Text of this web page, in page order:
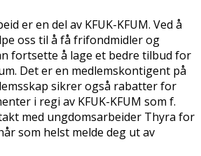
er en del av KFUK-KFUM. Ved å
oss til å få frifondmidler og
fortsette å lage et bedre tilbud for
Det er en medlemskontigent på
sikrer også rabatter for
i regi av KFUK-KFUM som f.
med ungdomsarbeider Thyra for
som helst melde deg ut av